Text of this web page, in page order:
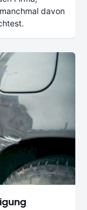
davon